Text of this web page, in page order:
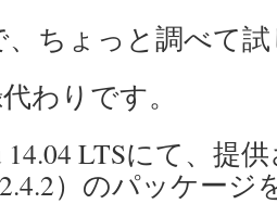
、ちょっと調べて
わりです。
14.04 LTSにて、提
）のパッケージ